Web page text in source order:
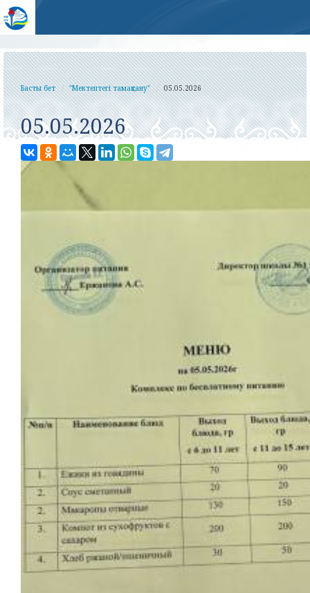
Басты бет "Мектептегі тамақтану" 05.05.2026
05.05.2026